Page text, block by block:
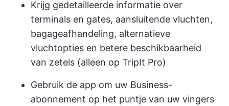
Krijg gedetailleerde informatie over
terminals en gates, aansluitende vluchten,
bagageafhandeling, alternatieve
vluchtopties en betere beschikbaarheid
van zetels (alleen op TripIt Pro)
Gebruik de app om uw Business-
abonnement op het puntje van uw vingers